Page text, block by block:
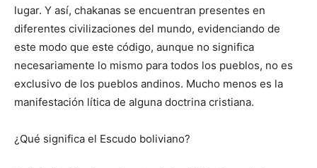
lugar. Y así, chakanas se encuentran presentes en
diferentes civilizaciones del mundo, evidenciando de
este modo que este código, aunque no significa
necesariamente lo mismo para todos los pueblos, no es
exclusivo de los pueblos andinos. Mucho menos es la
manifestación lítica de alguna doctrina cristiana.
¿Qué significa el Escudo boliviano?